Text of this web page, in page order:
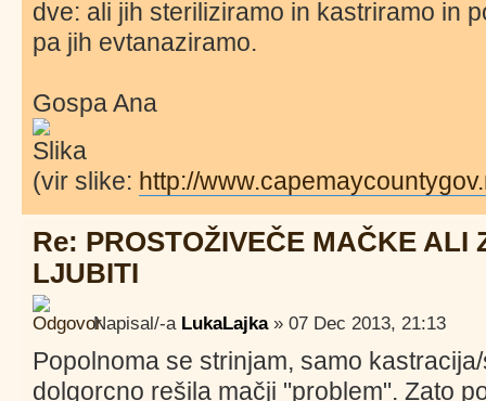
dve: ali jih steriliziramo in kastriramo in
pa jih evtanaziramo.
Gospa Ana
(vir slike: http://
Re: PROSTOŽIVEČE MAČKE ALI
LJUBITI
Napisal/-a LukaLajka» 07 Dec 2013, 21:13
Popolnoma se strinjam, samo
dolgorcno rešila mačji "problem". Zato